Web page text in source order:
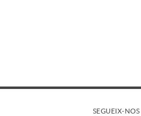
SEGUEIX-NOS